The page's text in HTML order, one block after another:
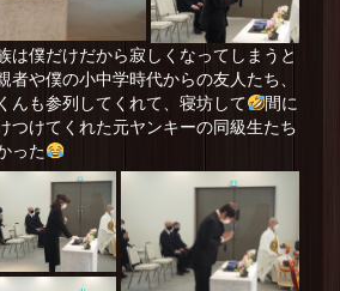
は僕だけだから寂しくなってしまうと
者や僕の小中学時代からの友人たち、
んも参列してくれて、寝坊して
間に
つけてくれた元ヤンキーの同級生たち
った